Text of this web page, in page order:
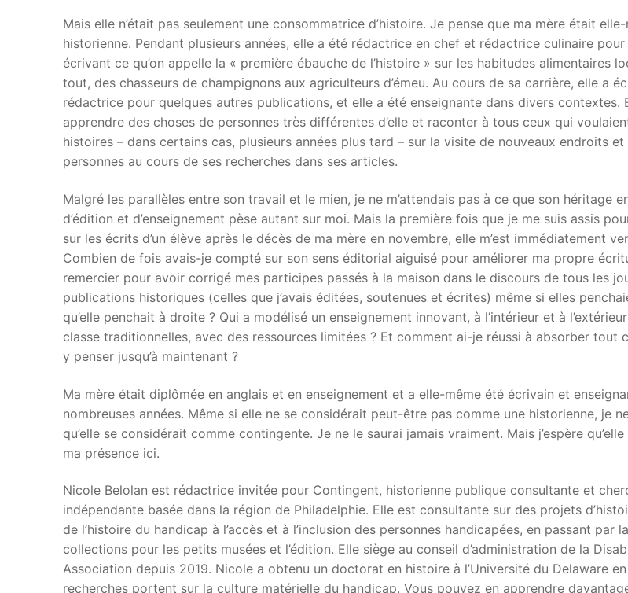
Mais elle n’était pas seulement une consommatrice d’histoire. Je pense que ma mère était
historienne. Pendant plusieurs années, elle a été rédactrice en chef et rédactrice culinaire
écrivant ce qu’on appelle la « première ébauche de l’histoire » sur les habitudes alimentaires
tout, des chasseurs de champignons aux agriculteurs d’émeu. Au cours de sa carrière, elle a
rédactrice pour quelques autres publications, et elle a été enseignante dans divers contextes.
apprendre des choses de personnes très différentes d’elle et raconter à tous ceux qui
histoires – dans certains cas, plusieurs années plus tard – sur la visite de nouveaux endroits
personnes au cours de ses recherches dans ses articles.
Malgré les parallèles entre son travail et le mien, je ne m’attendais pas à ce que son héritage
d’édition et d’enseignement pèse autant sur moi. Mais la première fois que je me suis assis
sur les écrits d’un élève après le décès de ma mère en novembre, elle m’est immédiatement
Combien de fois avais-je compté sur son sens éditorial aiguisé pour améliorer ma propre
remercier pour avoir corrigé mes participes passés à la maison dans le discours de tous les
publications historiques (celles que j’avais éditées, soutenues et écrites) même si elles
qu’elle penchait à droite ? Qui a modélisé un enseignement innovant, à l’intérieur et à
classe traditionnelles, avec des ressources limitées ? Et comment ai-je réussi à absorber tout
y penser jusqu’à maintenant ?
Ma mère était diplômée en anglais et en enseignement et a elle-même été écrivain et
nombreuses années. Même si elle ne se considérait peut-être pas comme une historienne, je
qu’elle se considérait comme contingente. Je ne le saurai jamais vraiment. Mais j’espère
ma présence ici.
Nicole Belolan est rédactrice invitée pour Contingent, historienne publique consultante et
indépendante basée dans la région de Philadelphie. Elle est consultante sur des projets
de l’histoire du handicap à l’accès et à l’inclusion des personnes handicapées, en passant par
collections pour les petits musées et l’édition. Elle siège au conseil d’administration de la
Association depuis 2019. Nicole a obtenu un doctorat en histoire à l’Université du Delaware
recherches portent sur la culture matérielle du handicap. Vous pouvez en apprendre